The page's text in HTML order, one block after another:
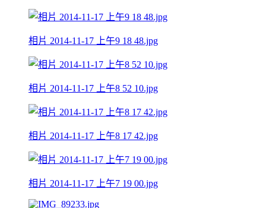
相片 2014-11-17 上午9 18 48.jpg
相片 2014-11-17 上午8 52 10.jpg
相片 2014-11-17 上午8 17 42.jpg
相片 2014-11-17 上午7 19 00.jpg